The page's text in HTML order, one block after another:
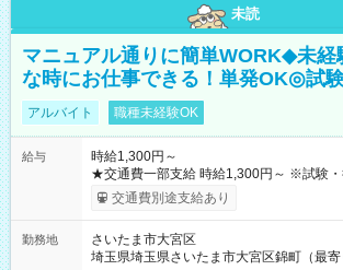
未読
マニュアル通りに簡単WORK◆未経
な時にお仕事できる！単発OK◎試
アルバイト 職種未経験OK
給与
時給1,300円～
★交通費一部支給 時給1,300円～ ※試験・役割により手当あり
※勤務回数により昇給あり 【即給（前払
り！】 希望される場合、勤務から1週間ほ
例】 ・河合塾模擬試験 8:30～17:30（休憩
×8時間＝日収10,400円＋交通費 ※当日の
交通費別途支給あり
勤務地
さいたま市大宮区
埼玉県埼玉県さいたま市大宮区錦町（最寄